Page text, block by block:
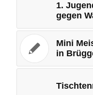
1.
gegen
Mini
in